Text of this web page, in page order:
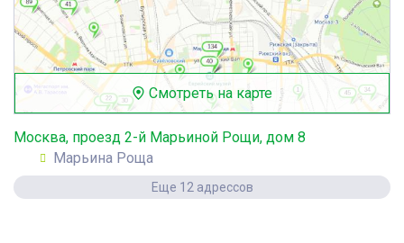
Смотреть на карте
Москва, проезд 2-й Марьиной Рощи, дом 8
Марьина Роща
Еще 12 адрессов